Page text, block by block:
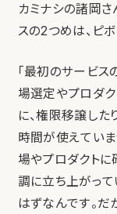
カミナシの諸岡
スの2つめは、ピ
「最初のサービス
場選定やプロダク
に、権限移譲し
時間が使えていま
場やプロダクト
調に立ち上がっ
はずなんです。だ